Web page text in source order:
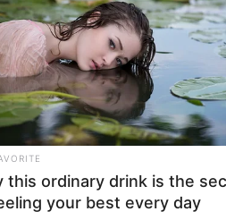
από τότε τον
που
Ο
δείχνει
εκκλησία
Τρίτη, 4
Ο
this ordinary drink is the
your best every day